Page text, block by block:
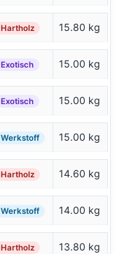
Hartholz 15.80 kg
Exotisch 15.00 kg
Exotisch 15.00 kg
Werkstoff 15.00 kg
Hartholz 14.60 kg
Werkstoff 14.00 kg
Hartholz 13.80 kg